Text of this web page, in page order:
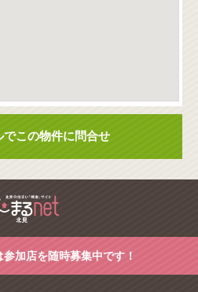
でこの物件に問合せ
参加店を随時募集中です！